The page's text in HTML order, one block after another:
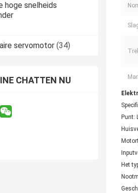
hoge snelheids
servomotor (34)
CHATTEN NU
Punt:
Het